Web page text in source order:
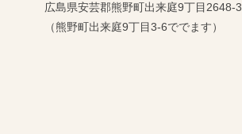
広島県安芸郡熊野町出来庭9丁目2648-3
（熊野町出来庭9丁目3-6ででます）